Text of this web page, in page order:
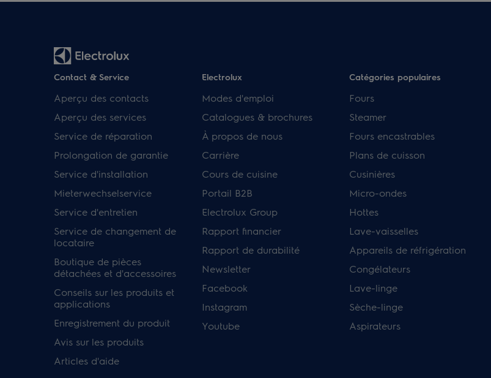
Contact & Service
Aperçu des contacts
Aperçu des services
Service de réparation
Prolongation de garantie
Service d'installation
Mieterwechselservice
Service d'entretien
Service de changement de
locataire
Boutique de pièces
détachées et d'accessoires
Conseils sur les produits et
applications
Enregistrement du produit
Avis sur les produits
Articles d'aide
Electrolux
Modes d'emploi
Catalogues & brochures
À propos de nous
Carrière
Cours de cuisine
Portail B2B
Electrolux Group
Rapport financier
Rapport de durabilité
Newsletter
Facebook
Instagram
Youtube
Catégories populaires
Fours
Steamer
Fours encastrables
Plans de cuisson
Cusinières
Micro-ondes
Hottes
Lave-vaisselles
Appareils de réfrigération
Congélateurs
Lave-linge
Sèche-linge
Aspirateurs